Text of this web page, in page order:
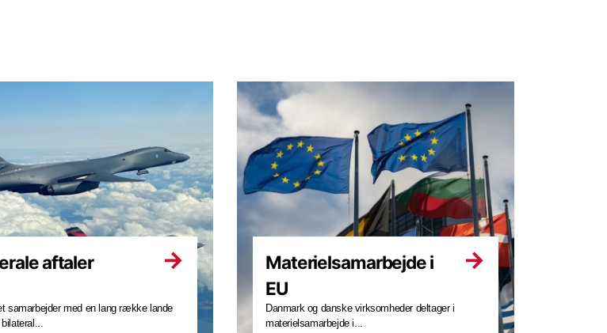
aftaler
samarbejder med en lang række lande
Materielsamarbejde i
EU
Danmark og danske virksomheder deltager i
materielsamarbejde i...